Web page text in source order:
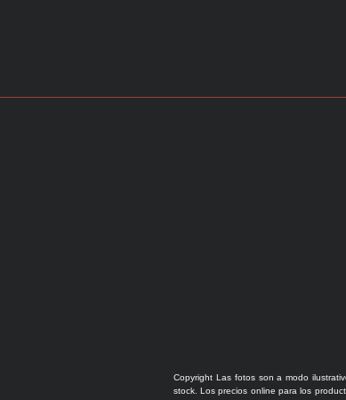
Copyright Las fotos son a modo
stock. Los precios online para los